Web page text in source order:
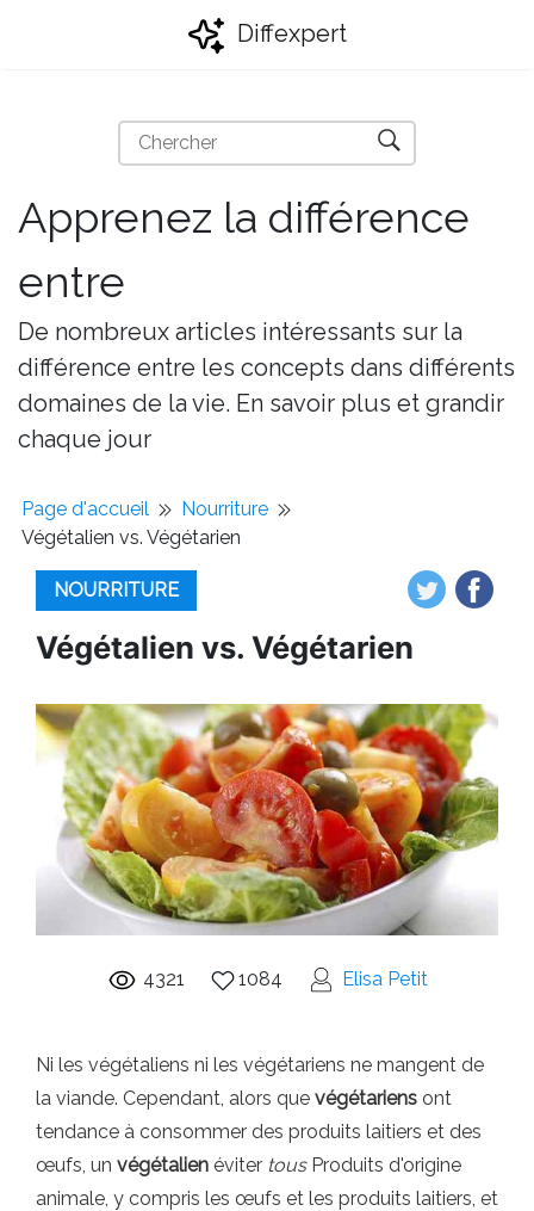
Diffexpert
Apprenez la différence
entre
De nombreux articles intéressants sur la
différence entre les concepts dans différents
domaines de la vie. En savoir plus et grandir
chaque jour
Page d'accueil
Nourriture
Végétalien vs. Végétarien
NOURRITURE
Végétalien vs. Végétarien
4321 1084 Elisa Petit
Ni les végétaliens ni les végétariens ne mangent de
la viande. Cependant, alors que végétariens ont
tendance à consommer des produits laitiers et des
œufs, un végétalien éviter tousProduits d'origine
animale, y compris les œufs et les produits laitiers, et